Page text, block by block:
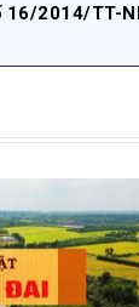
16/2014/TT-